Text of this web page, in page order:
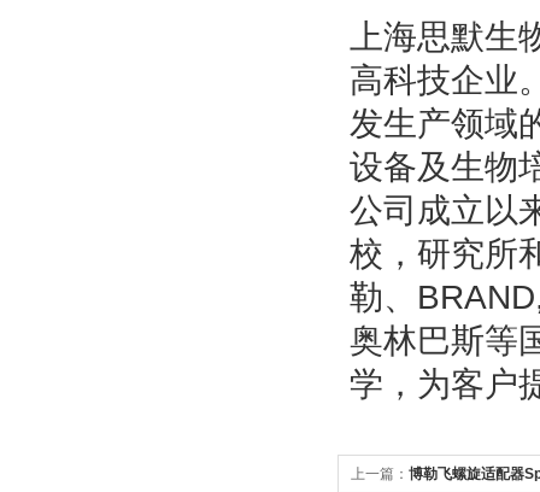
上海思默
高科技企业
发生产领域
设备及生物
公司成立以
校，研究所
勒、
奥林巴斯等
学，为客户
上一篇： 博勒飞螺旋适配器